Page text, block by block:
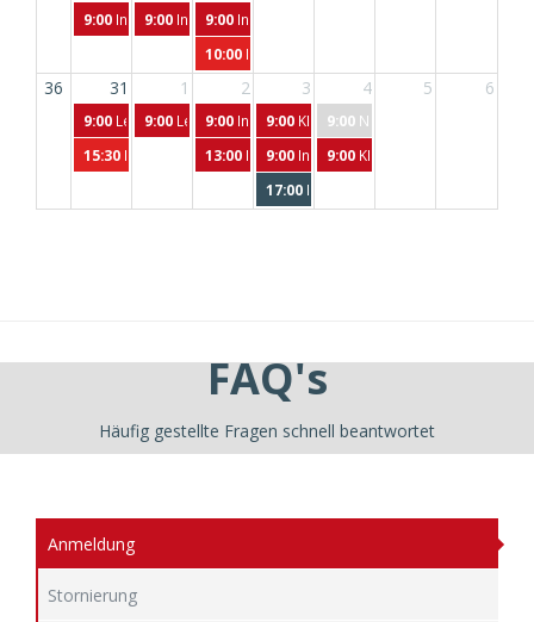
9:00 Insoweit erfahrene Fachkraft im Kinderschutz (IseF) // 2026-
9:00 Insoweit erfahrene Fachkraft im Kinderschutz (IseF)
9:00 Insoweit erfahrene Fachkraft im
10:00 Kostenfreie Informationsveranstaltung //
36 31 1 2 3 4 5 6
9:00 Leitung (Aufbaukurs) // 2025-608-2 Aufbaukurs LQ19Modul
9:00 Leitung (Aufbaukurs) // 2025-608-2 Aufbaukurs LQ19
9:00 Insoweit erfahrene Fachkraft im
9:00 KITAFACHBERATUNG // 2026-612
9:00 Nein, das darf ich nicht
15:30 Kostenfreie Informationsveranstaltung // Kostenfreie
13:00 KITAFACHBERATUNG // 2026-612
9:00 Insoweit erfahrene Fachkraft im
9:00 KITAFACHBERATUNG //
17:00 Diese ungeschickten Kinder
FAQ's
Häufig gestellte Fragen schnell beantwortet
Anmeldung
Stornierung